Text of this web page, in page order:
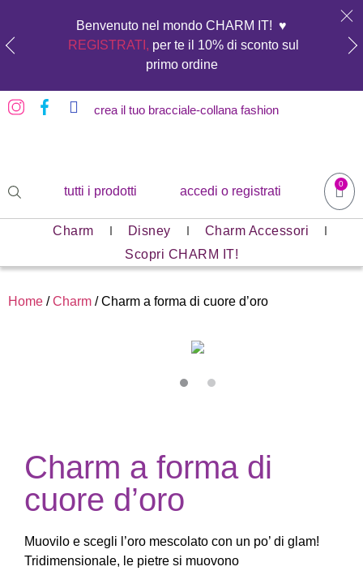
Benvenuto nel mondo CHARM IT! ♥️
REGISTRATI, per te il 10% di sconto sul
primo ordine
crea il tuo bracciale-collana fashion
tutti i prodotti accedi o registrati
0
Charm Disney
Charm Accessori
Scopri CHARM IT!
Home /Charm / Charm a forma di cuore d’oro
Charm a forma di
cuore d’oro
Muovilo e scegli l’oro mescolato con un po’ di glam!
Tridimensionale, le pietre si muovono